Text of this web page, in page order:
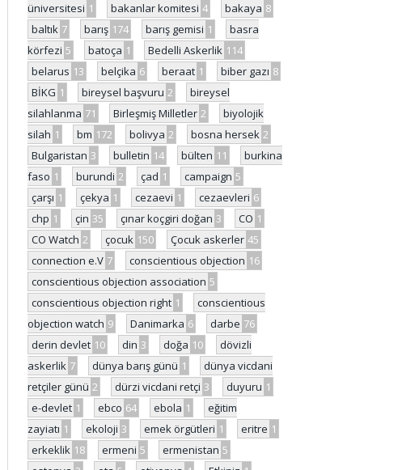
üniversitesi 1 bakanlar komitesi 4 bakaya 8
baltık 7 barış 174 barış gemisi 1
basra
körfezi 5 batoça 1 Bedelli Askerlik 114
belarus 13 belçika 6 beraat 1 biber gazı 8
BİKG 1 bireysel başvuru 2
bireysel
silahlanma 71 Birleşmiş Milletler 2
biyolojik
silah 1 bm 172 bolivya 2 bosna hersek 2
Bulgaristan 3 bulletin 14 bülten 11
burkina
faso 1 burundi 2 çad 1 campaign 5
çarşı 1 çekya 1 cezaevi 1 cezaevleri 6
chp 1 çin 35 çınar koçgiri doğan 3 CO 1
CO Watch 2 çocuk 150 Çocuk askerler 45
connection e.V 7 conscientious objection 16
conscientious objection association 5
conscientious objection right 1
conscientious
objection watch 9 Danimarka 6 darbe 76
derin devlet 10 din 3 doğa 10
dövizli
askerlik 7 dünya barış günü 1
dünya vicdani
retçiler günü 2 dürzi vicdani retçi 3 duyuru 1
e-devlet 1 ebco 64 ebola 1
eğitim
zayiatı 1 ekoloji 3 emek örgütleri 1 eritre 1
erkeklik 18 ermeni 5 ermenistan 5